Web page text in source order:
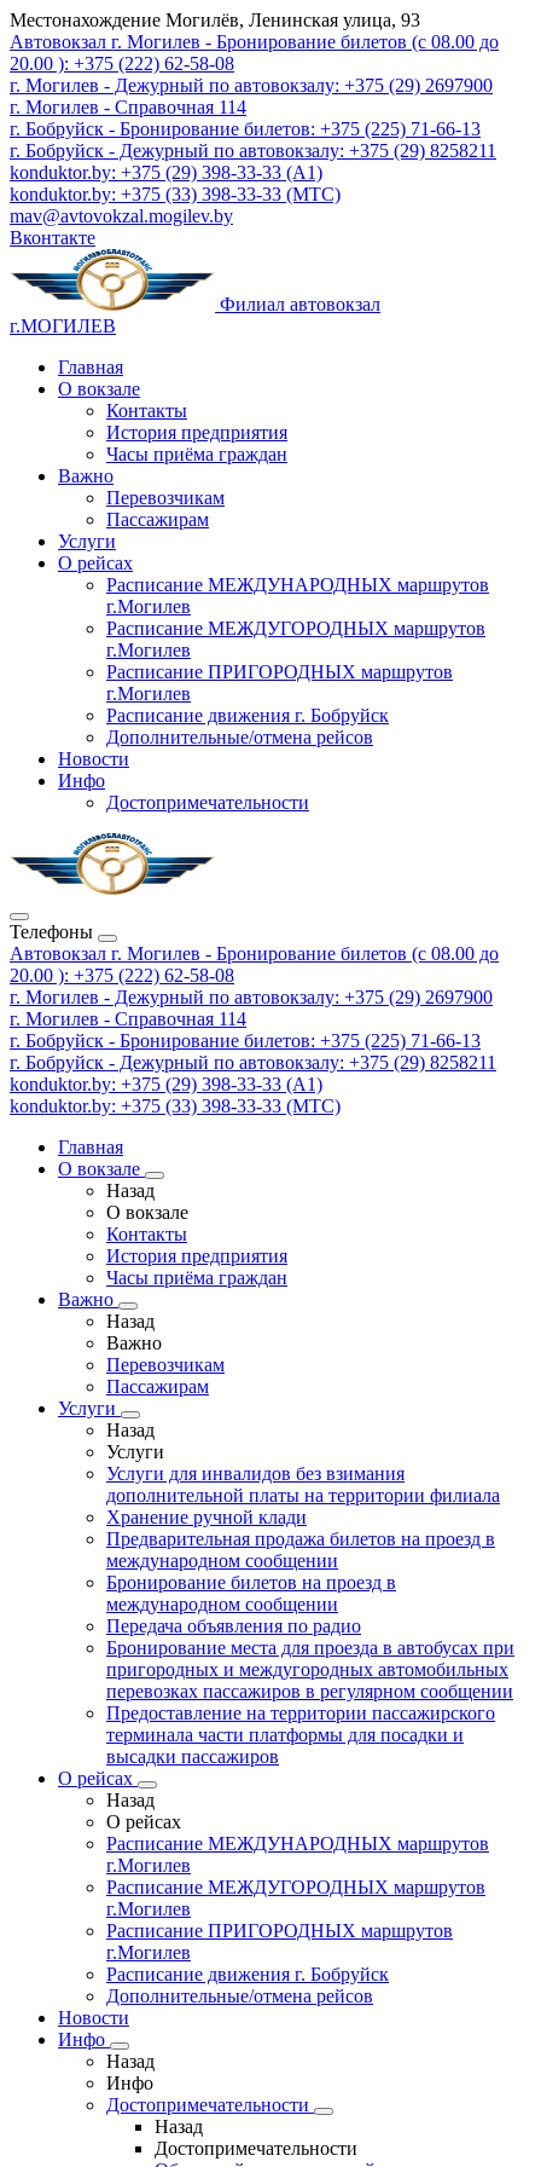
Местонахождение Могилёв, Ленинская улица, 93
Автовокзал г. Могилев - Бронирование билетов (с 08.00 до
20.00 ): +375 (222) 62-58-08
г. Могилев - Дежурный по автовокзалу: +375 (29) 2697900
г. Могилев - Справочная 114
г. Бобруйск - Бронирование билетов: +375 (225) 71-66-13
г. Бобруйск - Дежурный по автовокзалу: +375 (29) 8258211
konduktor.by: +375 (29) 398-33-33 (A1)
konduktor.by: +375 (33) 398-33-33 (МТС)
mav@avtovokzal.mogilev.by
Вконтакте
Филиал автовокзал
г.МОГИЛЕВ
Главная
О вокзале
Контакты
История предприятия
Часы приёма граждан
Важно
Перевозчикам
Пассажирам
Услуги
О рейсах
Расписание МЕЖДУНАРОДНЫХ маршрутов
г.Могилев
Расписание МЕЖДУГОРОДНЫХ маршрутов
г.Могилев
Расписание ПРИГОРОДНЫХ маршрутов
г.Могилев
Расписание движения г. Бобруйск
Дополнительные/отмена рейсов
Новости
Инфо
Достопримечательности
Телефоны
Автовокзал г. Могилев - Бронирование билетов (с 08.00 до
20.00 ): +375 (222) 62-58-08
г. Могилев - Дежурный по автовокзалу: +375 (29) 2697900
г. Могилев - Справочная 114
г. Бобруйск - Бронирование билетов: +375 (225) 71-66-13
г. Бобруйск - Дежурный по автовокзалу: +375 (29) 8258211
konduktor.by: +375 (29) 398-33-33 (A1)
konduktor.by: +375 (33) 398-33-33 (МТС)
Главная
О вокзале
Назад
О вокзале
Контакты
История предприятия
Часы приёма граждан
Важно
Назад
Важно
Перевозчикам
Пассажирам
Услуги
Назад
Услуги
Услуги для инвалидов без взимания
дополнительной платы на территории филиала
Хранение ручной клади
Предварительная продажа билетов на проезд в
международном сообщении
Бронирование билетов на проезд в
международном сообщении
Передача объявления по радио
Бронирование места для проезда в автобусах при
пригородных и междугородных автомобильных
перевозках пассажиров в регулярном сообщении
Предоставление на территории пассажирского
терминала части платформы для посадки и
высадки пассажиров
О рейсах
Назад
О рейсах
Расписание МЕЖДУНАРОДНЫХ маршрутов
г.Могилев
Расписание МЕЖДУГОРОДНЫХ маршрутов
г.Могилев
Расписание ПРИГОРОДНЫХ маршрутов
г.Могилев
Расписание движения г. Бобруйск
Дополнительные/отмена рейсов
Новости
Инфо
Назад
Инфо
Достопримечательности
Назад
Достопримечательности